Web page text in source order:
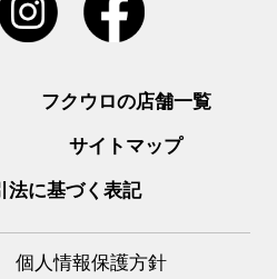
フクウロの店舗一覧
サイトマップ
法に基づく表記
個人情報保護方針